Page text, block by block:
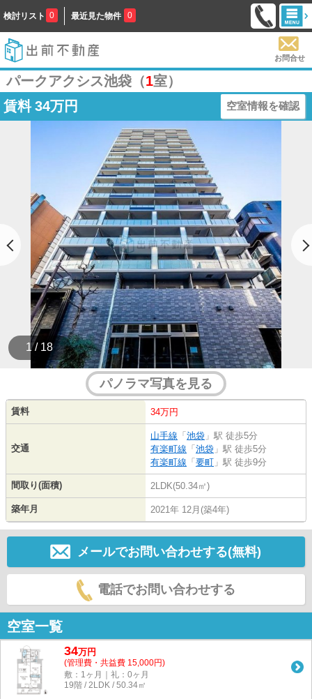
検討リスト 0 最近見た物件 0
お問合せ
パークアクシス池袋（1室）
賃料 34万円 空室情報を確認
1 / 18
パノラマ写真を見る
賃料 34万円
交通
山手線 「 池袋 」駅 徒歩5分
有楽町線 「 池袋 」駅 徒歩5分
有楽町線 「 要町 」駅 徒歩9分
間取り(面積) 2LDK(50.34㎡)
築年月 2021年 12月(築4年)
メールでお問い合わせする(無料)
電話でお問い合わせする
空室一覧
34万円
(管理費・共益費 15,000円)
敷：1ヶ月｜礼：0ヶ月
19階 / 2LDK / 50.34㎡